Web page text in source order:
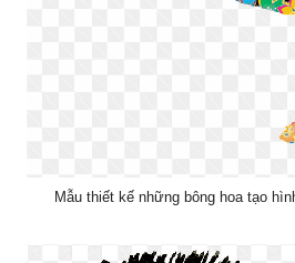
Mẫu thiết kế những bông hoa tạo